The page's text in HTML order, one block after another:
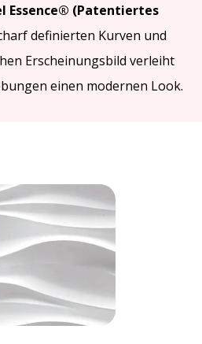
Essence® (Patentiertes
definierten Kurven und
Erscheinungsbild verleiht
einen modernen Look.